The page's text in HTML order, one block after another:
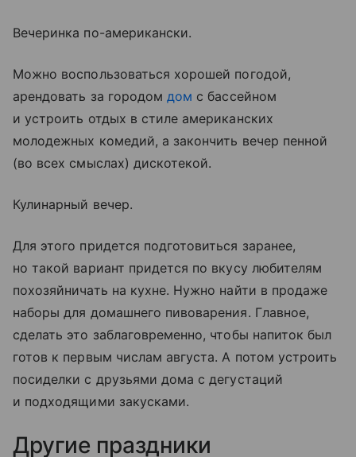
Вечеринка по-американски.
Можно воспользоваться хорошей погодой,
арендовать за городомдом с бассейном
и устроить отдых в стиле американских
молодежных комедий, а закончить вечер пенной
(во всех смыслах) дискотекой.
Кулинарный вечер.
Для этого придется подготовиться заранее,
но такой вариант придется по вкусу любителям
похозяйничать на кухне. Нужно найти в продаже
наборы для домашнего пивоварения. Главное,
сделать это заблаговременно, чтобы напиток был
готов к первым числам августа. А потом устроить
посиделки с друзьями дома с дегустаций
и подходящими закусками.
Другие праздники